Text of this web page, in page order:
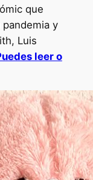
que
y
Luis
leer o